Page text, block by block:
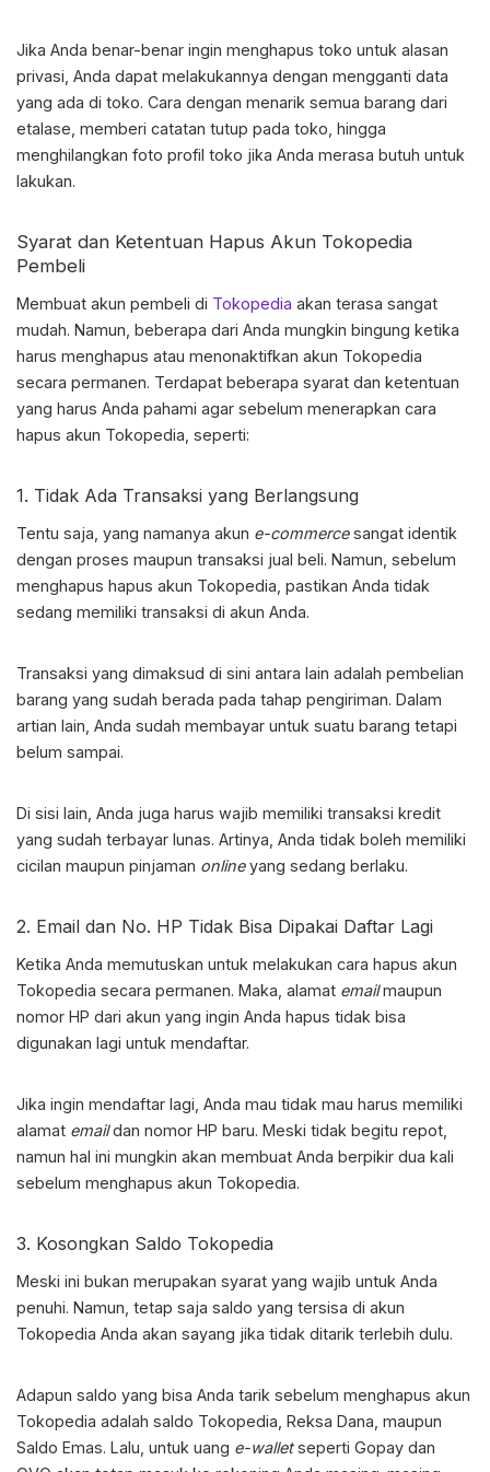
Jika Anda benar-benar ingin menghapus toko untuk alasan
privasi, Anda dapat melakukannya dengan mengganti data
yang ada di toko. Cara dengan menarik semua barang dari
etalase, memberi catatan tutup pada toko, hingga
menghilangkan foto profil toko jika Anda merasa butuh untuk
lakukan.
Syarat dan Ketentuan Hapus Akun Tokopedia
Pembeli
Membuat akun pembeli di Tokopedia akan terasa sangat
mudah. Namun, beberapa dari Anda mungkin bingung ketika
harus menghapus atau menonaktifkan akun Tokopedia
secara permanen. Terdapat beberapa syarat dan ketentuan
yang harus Anda pahami agar sebelum menerapkan cara
hapus akun Tokopedia , seperti:
1. Tidak Ada Transaksi yang Berlangsung
Tentu saja, yang namanya akun e-commercesangat identik
dengan proses maupun transaksi jual beli. Namun, sebelum
menghapus hapus akun Tokopedia, pastikan Anda tidak
sedang memiliki transaksi di akun Anda.
Transaksi yang dimaksud di sini antara lain adalah pembelian
barang yang sudah berada pada tahap pengiriman. Dalam
artian lain, Anda sudah membayar untuk suatu barang tetapi
belum sampai.
Di sisi lain, Anda juga harus wajib memiliki transaksi kredit
yang sudah terbayar lunas. Artinya, Anda tidak boleh memiliki
cicilan maupun pinjaman onlineyang sedang berlaku.
2. Email dan No. HP Tidak Bisa Dipakai Daftar Lagi
Ketika Anda memutuskan untuk melakukan cara hapus akun
Tokopedia secara permanen. Maka, alamat emailmaupun
nomor HP dari akun yang ingin Anda hapus tidak bisa
digunakan lagi untuk mendaftar.
Jika ingin mendaftar lagi, Anda mau tidak mau harus memiliki
alamat emaildan nomor HP baru. Meski tidak begitu repot,
namun hal ini mungkin akan membuat Anda berpikir dua kali
sebelum menghapus akun Tokopedia.
3. Kosongkan Saldo Tokopedia
Meski ini bukan merupakan syarat yang wajib untuk Anda
penuhi. Namun, tetap saja saldo yang tersisa di akun
Tokopedia Anda akan sayang jika tidak ditarik terlebih dulu.
Adapun saldo yang bisa Anda tarik sebelum menghapus akun
Tokopedia adalah saldo Tokopedia, Reksa Dana, maupun
Saldo Emas. Lalu, untuk uang e-walletseperti Gopay dan